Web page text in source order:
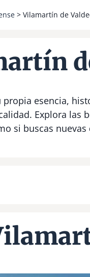
> Vilamartín de
esencia,
Explora las
si buscas